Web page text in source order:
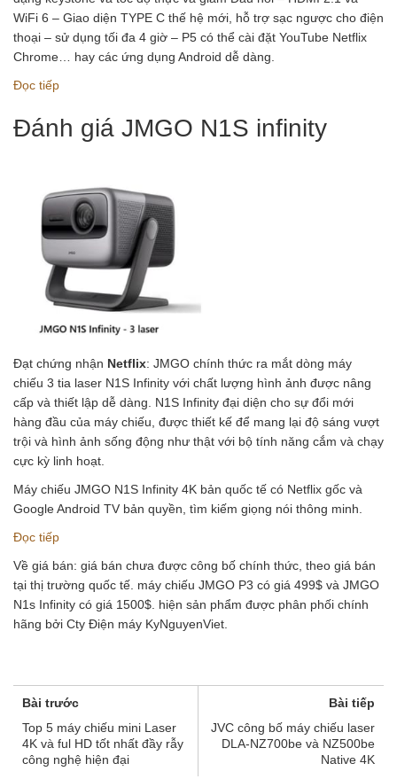
WiFi 6 – Giao diện TYPE C thế hệ mới, hỗ trợ sạc ngược cho điện
thoại – sử dụng tối đa 4 giờ – P5 có thể cài đặt YouTube Netflix
Chrome… hay các ứng dụng Android dễ dàng.
Đọc tiếp
Đánh giá JMGO N1S infinity
Đạt chứng nhận Netflix: JMGO chính thức ra mắt dòng máy
chiếu 3 tia laser N1S Infinity với chất lượng hình ảnh được nâng
cấp và thiết lập dễ dàng. N1S Infinity đại diện cho sự đổi mới
hàng đầu của máy chiếu, được thiết kế để mang lại độ sáng vượt
trội và hình ảnh sống động như thật với bộ tính năng cắm và chạy
cực kỳ linh hoạt.
Máy chiếu JMGO N1S Infinity 4K bản quốc tế có Netflix gốc và
Google Android TV bản quyền, tìm kiếm giọng nói thông minh.
Đọc tiếp
Về giá bán: giá bán chưa được công bố chính thức, theo giá bán
tại thị trường quốc tế. máy chiếu JMGO P3 có giá 499$ và JMGO
N1s Infinity có giá 1500$. hiện sản phẩm được phân phối chính
hãng bởi Cty Điện máy KyNguyenViet.
Bài trước
Top 5 máy chiếu mini Laser
4K và ful HD tốt nhất đầy rẫy
công nghệ hiện đại
Bài tiếp
JVC công bố máy chiếu laser
DLA-NZ700be và NZ500be
Native 4K